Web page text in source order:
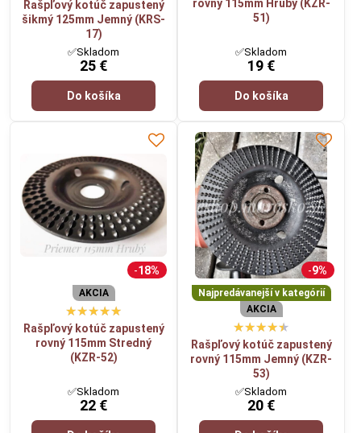
Rašpľový kotúč zapustený
šikmý 125mm Jemný (KRS-
17)
✅Skladom
25 €
Do košíka
rovný 115mm Hrubý (KZR-
51)
✅Skladom
19 €
Do košíka
18%
AKCIA
Rašpľový kotúč zapustený
rovný 115mm Stredný
(KZR-52)
✅Skladom
22 €
9%
Najpredávanejší v kategórií
AKCIA
Rašpľový kotúč zapustený
rovný 115mm Jemný (KZR-
53)
✅Skladom
20 €